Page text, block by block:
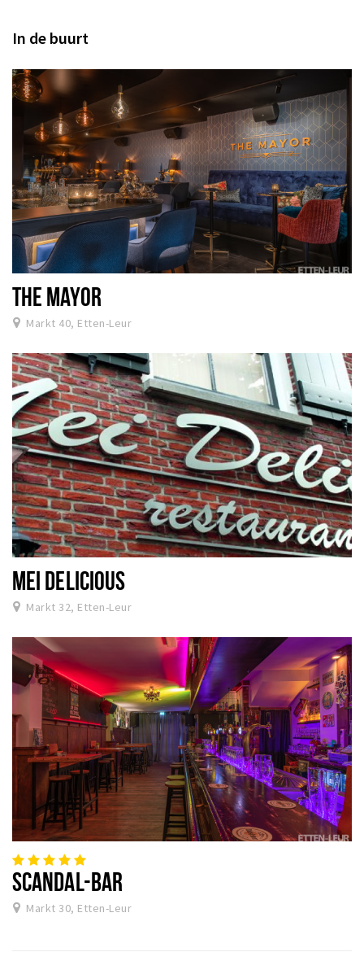
In de buurt
THE MAYOR
Markt 40, Etten-Leur
MEI DELICIOUS
Markt 32, Etten-Leur
SCANDAL-BAR
Markt 30, Etten-Leur